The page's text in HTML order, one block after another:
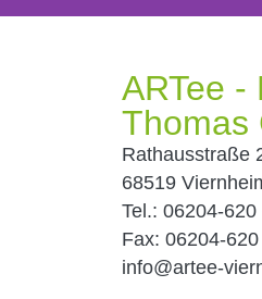
ARTee -
Thomas
Rathausstraße
68519
Tel.: 06204-620
Fax: 06204-
info@artee-